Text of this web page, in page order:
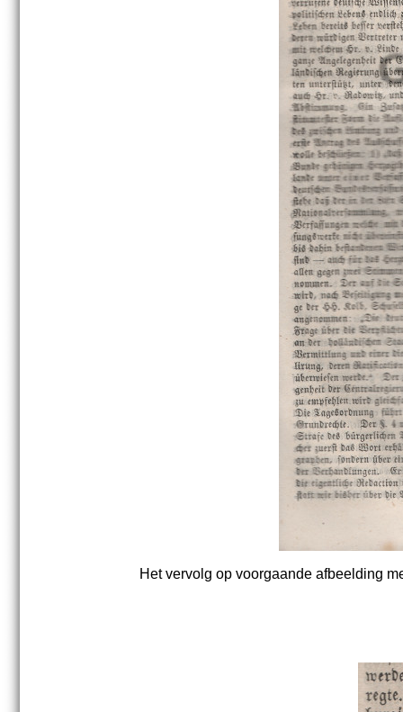
Het vervolg op voorgaande afbeelding